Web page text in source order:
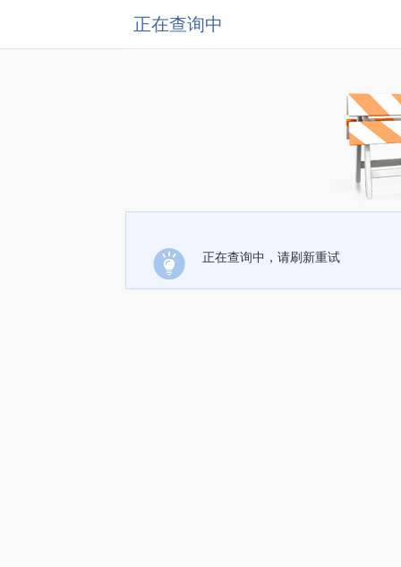
正在查询中
正在查询中，请刷新重试